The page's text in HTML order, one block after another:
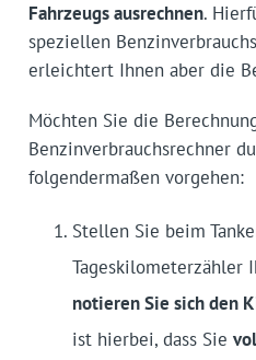
Fahrzeugs ausrechnen.
speziellen
erleichtert Ihnen aber die
Möchten Sie die
Benzinverbrauchsrechner
folgendermaßen vorgehen:
Stellen Sie beim
Tageskilometerzähler
notieren Sie sich den
ist hierbei, dass Sie